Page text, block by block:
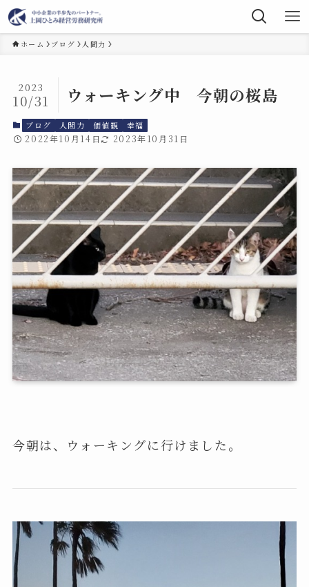
ホーム ブログ 人間力
ウォーキング中 今朝の桜島
2023
10/31
ブログ 人間力 価値観 幸福
2022年10月14日 2023年10月31日
今朝は、ウォーキングに行けました。